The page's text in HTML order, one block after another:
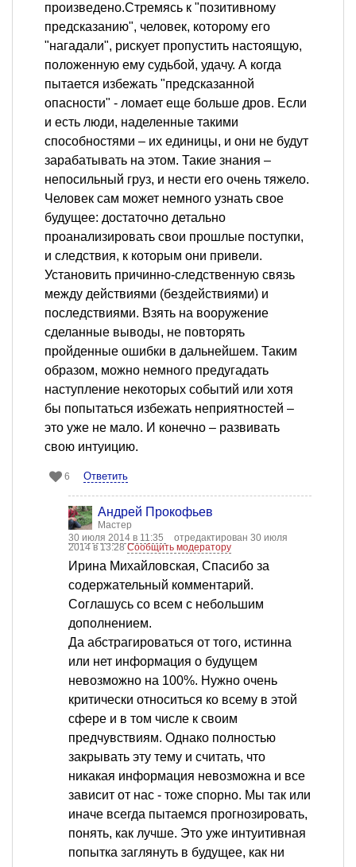
произведено.Стремясь к "позитивному
предсказанию", человек, которому его
"нагадали", рискует пропустить настоящую,
положенную ему судьбой, удачу. А когда
пытается избежать "предсказанной
опасности" - ломает еще больше дров. Если
и есть люди, наделенные такими
способностями – их единицы, и они не будут
зарабатывать на этом. Такие знания –
непосильный груз, и нести его очень тяжело.
Человек сам может немного узнать свое
будущее: достаточно детально
проанализировать свои прошлые поступки,
и следствия, к которым они привели.
Установить причинно-следственную связь
между действиями (бездействиями) и
последствиями. Взять на вооружение
сделанные выводы, не повторять
пройденные ошибки в дальнейшем. Таким
образом, можно немного предугадать
наступление некоторых событий или хотя
бы попытаться избежать неприятностей –
это уже не мало. И конечно – развивать
свою интуицию.
6 Ответить
Андрей Прокофьев
Мастер
30 июля 2014 в 11:35
отредактирован 30 июля
2014 в 13:28Сообщить модератору
Ирина Михайловская, Спасибо за
содержательный комментарий.
Соглашусь со всем с небольшим
дополнением.
Да абстрагироваться от того, истинна
или нет информация о будущем
невозможно на 100%. Нужно очень
критически относиться ко всему в этой
сфере и в том числе к своим
предчувствиям. Однако полностью
закрывать эту тему и считать, что
никакая информация невозможна и все
зависит от нас - тоже спорно. Мы так или
иначе всегда пытаемся прогнозировать,
понять, как лучше. Это уже интуитивная
попытка заглянуть в будущее, как ни